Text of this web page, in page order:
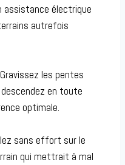
assistance électrique
autrefois
les pentes
en toute
optimale.
sans effort sur le
qui mettrait à mal